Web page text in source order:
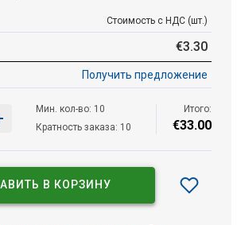
Стоимость с НДС (шт.)
€3.30
Получить предложение
Мин. кол-во: 10
Кратность заказа: 10
Итого:
€33.00
В КОРЗИНУ